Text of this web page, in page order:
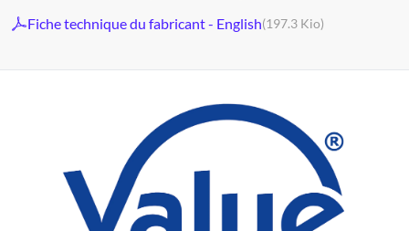
Fiche technique du fabricant - English(197.3 Kio)